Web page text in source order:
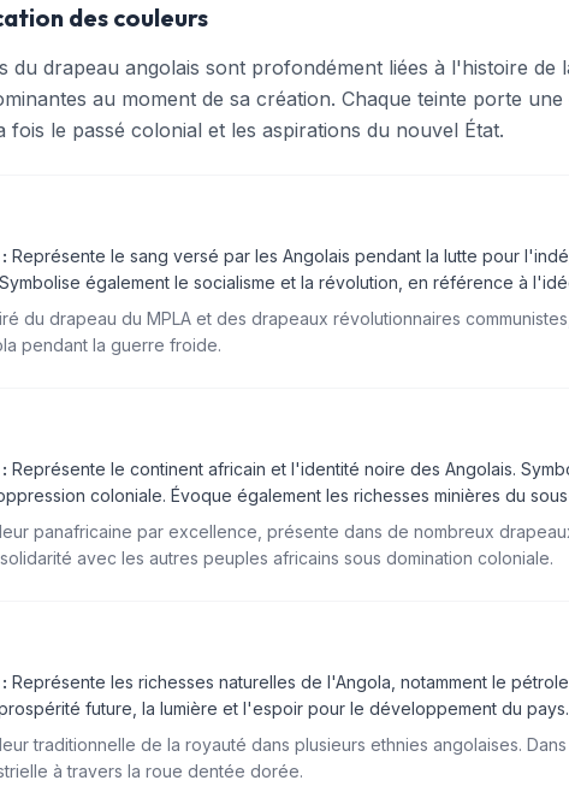
des couleurs
du drapeau angolais sont profondément liées à l'histoire
au moment de sa création. Chaque teinte porte
fois le passé colonial et les aspirations du nouvel État.
Représente le sang versé par les Angolais pendant la lutte pour
également le socialisme et la révolution, en référence à
du drapeau du MPLA et des drapeaux révolutionnaires
pendant la guerre froide.
Représente le continent africain et l'identité noire des Angolais.
coloniale. Évoque également les richesses minières du
panafricaine par excellence, présente dans de nombreux
avec les autres peuples africains sous domination coloniale.
Représente les richesses naturelles de l'Angola, notamment le
future, la lumière et l'espoir pour le développement du pays.
traditionnelle de la royauté dans plusieurs ethnies angolaises.
à travers la roue dentée dorée.